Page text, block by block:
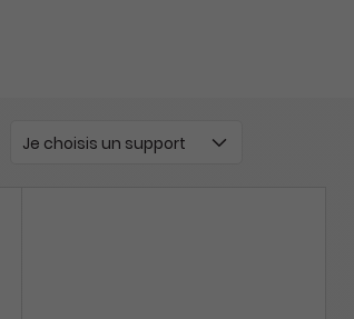
Je choisis un support